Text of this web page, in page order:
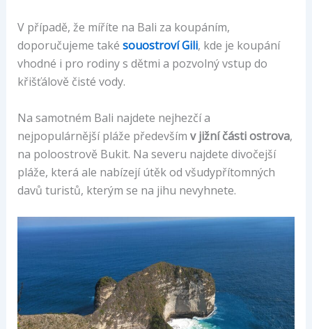
V případě, že míříte na Bali za koupáním,
doporučujeme také souostroví Gili, kde je koupání
vhodné i pro rodiny s dětmi a pozvolný vstup do
křišťálově čisté vody.
Na samotném Bali najdete nejhezčí a
nejpopulárnější pláže především v jižní části ostrova,
na poloostrově Bukit. Na severu najdete divočejší
pláže, která ale nabízejí útěk od všudypřítomných
davů turistů, kterým se na jihu nevyhnete.